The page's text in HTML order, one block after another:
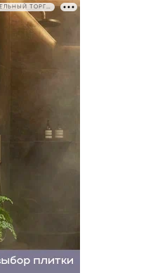
РЕКЛАМА • ООО СТРОИТЕЛЬНЫЙ ТОРГОВЫЙ ДОМ «ПЕТРОВИЧ». ИНН: 7802348846